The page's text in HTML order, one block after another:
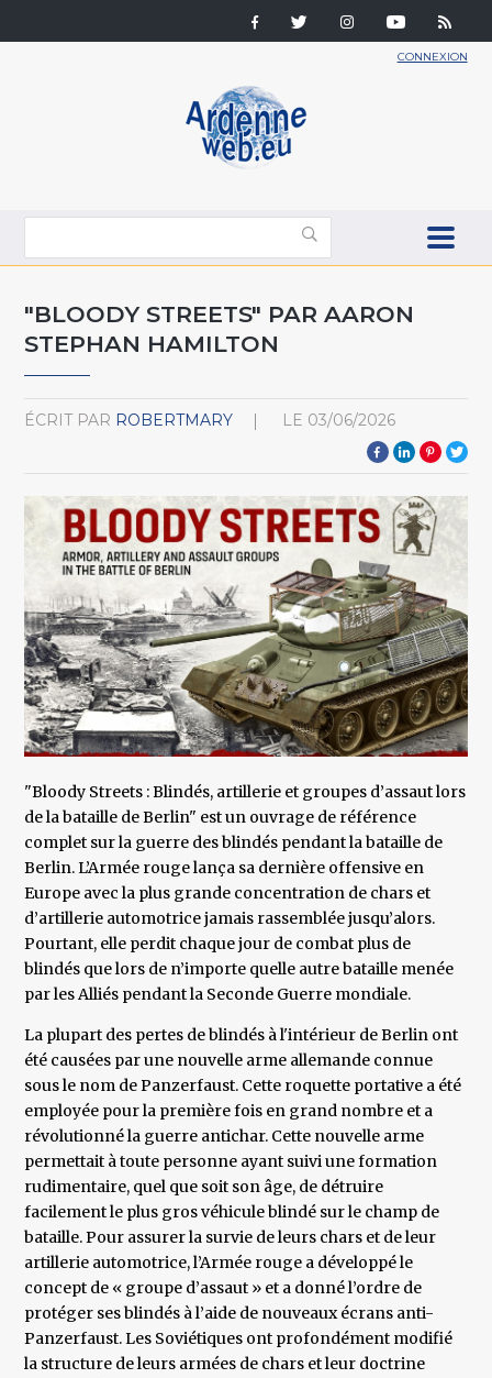
CONNEXION
"BLOODY STREETS" PAR AARON
STEPHAN HAMILTON
ÉCRIT PAR ROBERTMARY LE 03/06/2026
"Bloody Streets : Blindés, artillerie et groupes d’assaut lors
de la bataille de Berlin" est un ouvrage de référence
complet sur la guerre des blindés pendant la bataille de
Berlin. L’Armée rouge lança sa dernière offensive en
Europe avec la plus grande concentration de chars et
d’artillerie automotrice jamais rassemblée jusqu’alors.
Pourtant, elle perdit chaque jour de combat plus de
blindés que lors de n’importe quelle autre bataille menée
par les Alliés pendant la Seconde Guerre mondiale.
La plupart des pertes de blindés à l'intérieur de Berlin ont
été causées par une nouvelle arme allemande connue
sous le nom de Panzerfaust. Cette roquette portative a été
employée pour la première fois en grand nombre et a
révolutionné la guerre antichar. Cette nouvelle arme
permettait à toute personne ayant suivi une formation
rudimentaire, quel que soit son âge, de détruire
facilement le plus gros véhicule blindé sur le champ de
bataille. Pour assurer la survie de leurs chars et de leur
artillerie automotrice, l’Armée rouge a développé le
concept de « groupe d’assaut » et a donné l’ordre de
protéger ses blindés à l’aide de nouveaux écrans anti-
Panzerfaust. Les Soviétiques ont profondément modifié
la structure de leurs armées de chars et leur doctrine